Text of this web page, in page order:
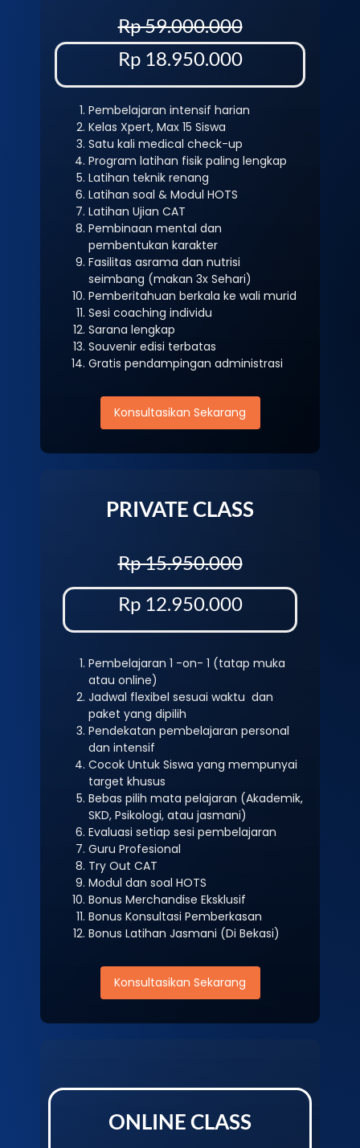
Rp 59.000.000
Rp 18.950.000
Pembelajaran intensif harian
Kelas Xpert, Max 15 Siswa
Satu kali medical check-up
Program latihan fisik paling lengkap
Latihan teknik renang
Latihan soal & Modul HOTS
Latihan Ujian CAT
Pembinaan mental dan
pembentukan karakter
Fasilitas asrama dan nutrisi
seimbang (makan 3x Sehari)
Pemberitahuan berkala ke wali murid
Sesi coaching individu
Sarana lengkap
Souvenir edisi terbatas
Gratis pendampingan administrasi
Konsultasikan Sekarang
PRIVATE CLASS
Rp 15.950.000
Rp 12.950.000
Pembelajaran 1 -on- 1 (tatap muka
atau online)
Jadwal flexibel sesuai waktu dan
paket yang dipilih
Pendekatan pembelajaran personal
dan intensif
Cocok Untuk Siswa yang mempunyai
target khusus
Bebas pilih mata pelajaran (Akademik,
SKD, Psikologi, atau jasmani)
Evaluasi setiap sesi pembelajaran
Guru Profesional
Try Out CAT
Modul dan soal HOTS
Bonus Merchandise Eksklusif
Bonus Konsultasi Pemberkasan
Bonus Latihan Jasmani (Di Bekasi)
Konsultasikan Sekarang
ONLINE CLASS